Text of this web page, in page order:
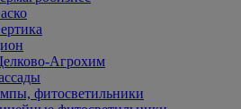
Агрохим
фитосветильники